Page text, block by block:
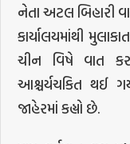
નેતા અટલ બિહારી
કાર્યાલયમાંથી
ચીન વિષે વાત
આશ્ચર્યચકિત થઈ
જાહેરમાં કહ્યો છે.